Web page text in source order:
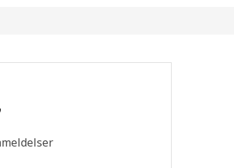
kundevurdering 5 stjerner. Totalt antall